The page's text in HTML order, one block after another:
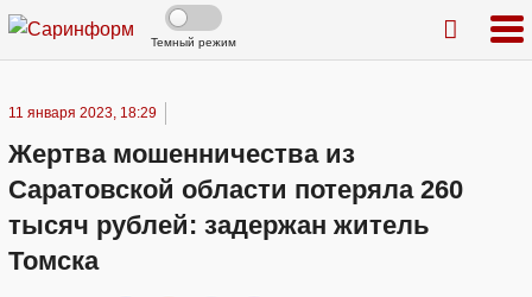
Темный режим
11 января 2023, 18:29
Жертва мошенничества из
Саратовской области потеряла 260
тысяч рублей: задержан житель
Томска